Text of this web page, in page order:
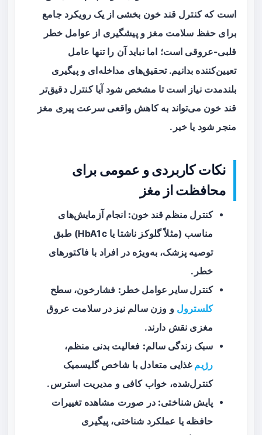
است که کنترل قند خون بخشی از یک رویکرد جامع
برای حفظ سلامت مغز و پیشگیری از عوامل خطر
قلبی-عروقی است؛ اما نباید آن را تنها عامل
تعیین‌کننده بدانیم. تحقیق‌های مداخله‌ای و پیگیری
بلندمدت نیاز است تا مشخص شود آیا کنترل دقیق‌تر
قند خون می‌تواند به کاهش واقعی سرعت پیری مغز
منجر شود یا خیر.
نکات کاربردی و عمومی برای
محافظت از مغز
کنترل منظم قند خون: انجام آزمایش‌های
مناسب (مثلاً گلوکز ناشتا یا HbA1c) طبق
توصیه پزشک، به‌ویژه در افراد با فاکتورهای
خطر.
کنترل سایر عوامل خطر: فشارخون، سطح
کلسترول و وزن سالم نیز در سلامت عروق
مغزی نقش دارند.
سبک زندگی سالم: فعالیت بدنی منظم،
رژیم غذایی متعادل با شاخص گلیسمیک
کنترل‌شده، خواب کافی و مدیریت استرس.
پایش شناختی: در صورت مشاهده تغییرات
حافظه یا عملکرد شناختی، پیگیری